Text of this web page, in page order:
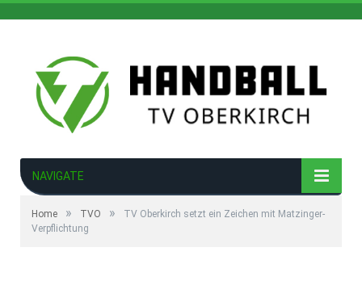
NAVIGATE
Home » TVO »
TV Oberkirch setzt ein Zeichen mit Matzinger-
Verpflichtung